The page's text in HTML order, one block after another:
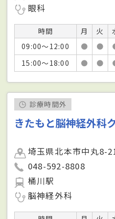
眼科
時間 月 火
09:00～12:00
● ●
15:00～18:00
● ●
診療時間外
きたもと脳神経外科
埼玉県北本市中丸8-
048-592-8808
桶川駅
脳神経外科